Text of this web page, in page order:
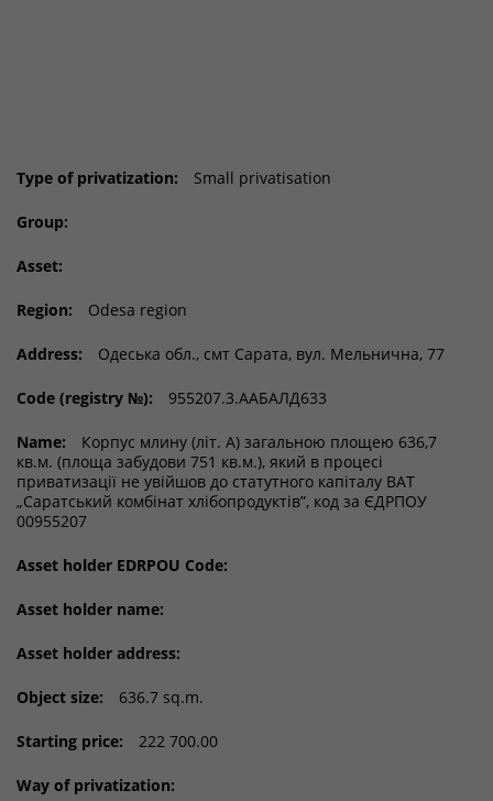
Type of privatization: Small privatisation
Group:
Asset:
Region: Odesa region
Address: Одеська обл., смт Сарата, вул. Мельнична, 77
Code (registry №): 955207.3.ААБАЛД633
Name:
Корпус млину (літ. А) загальною площею 636,7
кв.м. (площа забудови 751 кв.м.), який в процесі
приватизації не увійшов до статутного капіталу ВАТ
„Саратський комбінат хлібопродуктів”, код за ЄДРПОУ
00955207
Asset holder EDRPOU Code:
Asset holder name:
Asset holder address:
Object size: 636.7 sq.m.
Starting price: 222 700.00
Way of privatization: